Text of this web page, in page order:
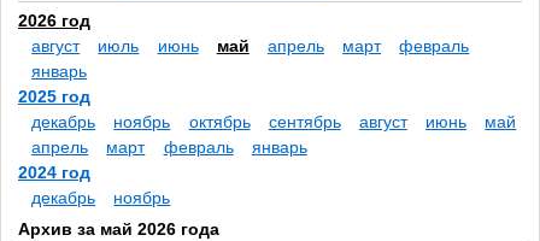
2026 год
август
июль июнь май апрель март
февраль
январь
2025 год
декабрь
ноябрь октябрь сентябрь август июнь
май
апрель
март февраль
январь
2024 год
декабрь
ноябрь
Архив за май 2026 года